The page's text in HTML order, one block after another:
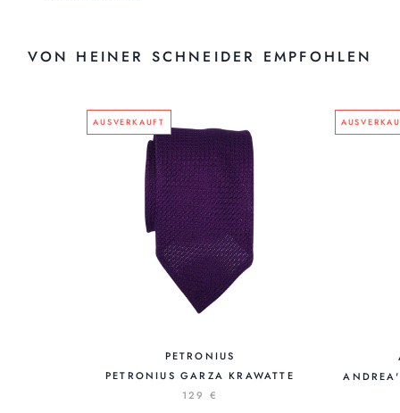
VON HEINER SCHNEIDER EMPFOHLEN
AUSVERKAUFT
PETRONIUS
PETRONIUS GARZA KRAWATTE
129 €